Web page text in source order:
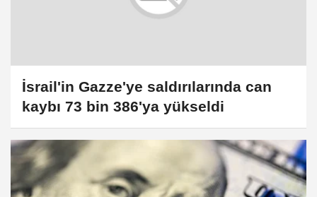
İsrail'in Gazze'ye saldırılarında can
kaybı 73 bin 386'ya yükseldi